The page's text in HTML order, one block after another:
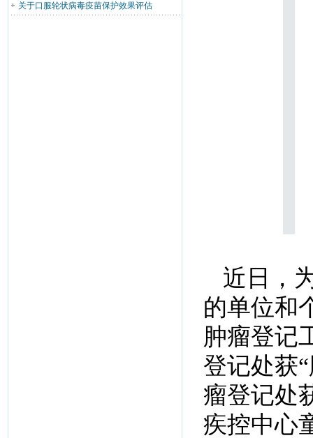
关于口服轮状病毒疫苗保护效果评估
近日，
的单位和
肿瘤登记
登记处获
瘤登记处
疾控中心